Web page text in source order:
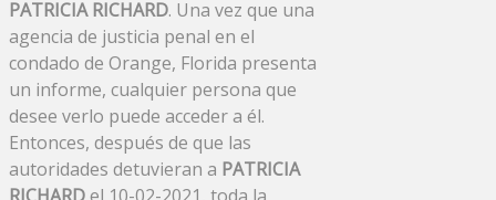
PATRICIA RICHARD. Una vez que una
agencia de justicia penal en el
condado de Orange, Florida presenta
un informe, cualquier persona que
desee verlo puede acceder a él.
Entonces, después de que las
autoridades detuvieran a PATRICIA
RICHARDel 10-02-2021, toda la